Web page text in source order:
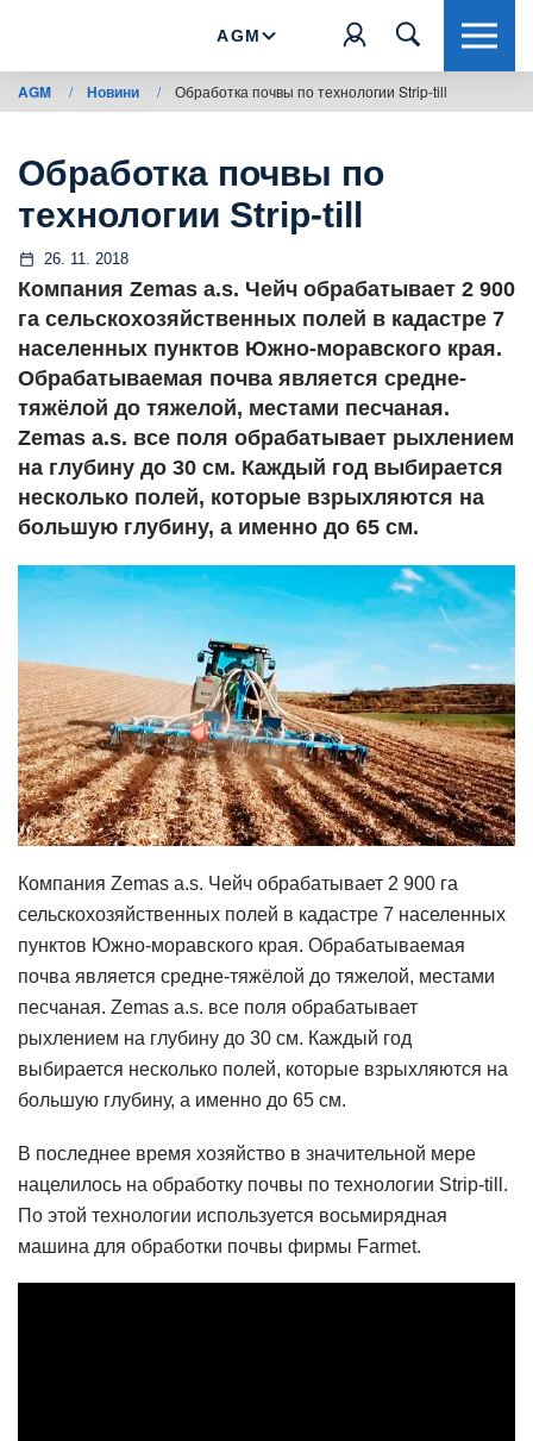
AGM
AGM / Новини / Обработка почвы по технологии Strip-till
Обработка почвы по
технологии Strip-till
26. 11. 2018
Компания Zemas a.s. Чейч обрабатывает 2 900
га сельскохозяйственных полей в кадастре 7
населенных пунктов Южно-моравского края.
Обрабатываемая почва является средне-
тяжёлой до тяжелой, местами песчаная.
Zemas a.s. все поля обрабатывает рыхлением
на глубину до 30 см. Каждый год выбирается
несколько полей, которые взрыхляются на
большую глубину, а именно до 65 см.
Компания Zemas a.s. Чейч обрабатывает 2 900 га
сельскохозяйственных полей в кадастре 7 населенных
пунктов Южно-моравского края. Обрабатываемая
почва является средне-тяжёлой до тяжелой, местами
песчаная. Zemas a.s. все поля обрабатывает
рыхлением на глубину до 30 см. Каждый год
выбирается несколько полей, которые взрыхляются на
большую глубину, а именно до 65 см.
В последнее время хозяйство в значительной мере
нацелилось на обработку почвы по технологии Strip-till.
По этой технологии используется восьмирядная
машина для обработки почвы фирмы Farmet.